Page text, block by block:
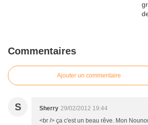
Commentaires
Ajouter un commentaire
S Sherry 29/02/2012 19:44
<br /> ça c'est un beau rêve. Mon